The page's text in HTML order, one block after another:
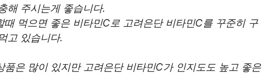
해 주시는게 좋습니다.
때 먹으면 좋은 비타민C로 고려은단 비타민C를 꾸준히 구
고 있습니다.
품은 많이 있지만 고려은단 비타민C가 인지도도 높고 좋은